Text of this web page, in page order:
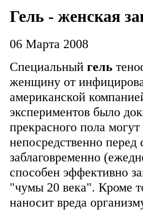
Гель - женская
06 Марта 2008
Специальный гель
женщину от
американской
экспериментов было
прекрасного пола
непосредственно
заблаговременно
способен эффективно
"чумы 20 века". Кроме
наносит вреда